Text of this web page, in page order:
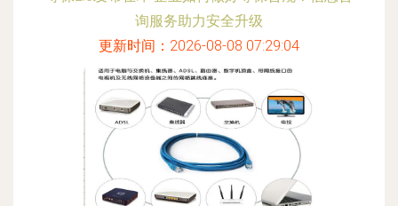
询服务助力安全升级
更新时间：2026-08-08 07:29:04